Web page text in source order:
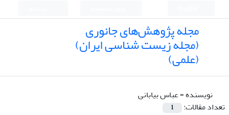
مجله پژوهش‌های جانوری
(مجله زیست شناسی ایران)
(علمی)
نویسنده =عباس بیابانی
تعداد مقالات:
1